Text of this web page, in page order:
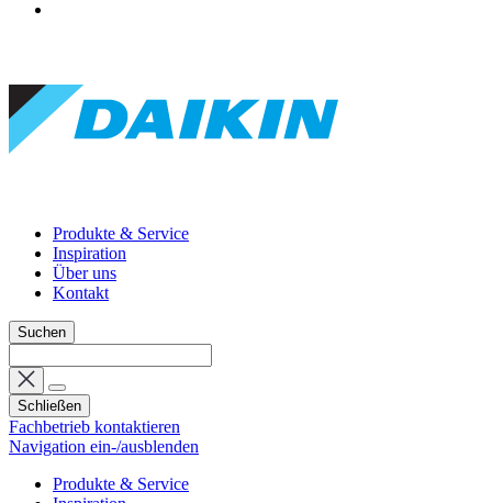
Produkte & Service
Inspiration
Über uns
Kontakt
Suchen
Schließen
Fachbetrieb kontaktieren
Navigation ein-/ausblenden
Produkte & Service